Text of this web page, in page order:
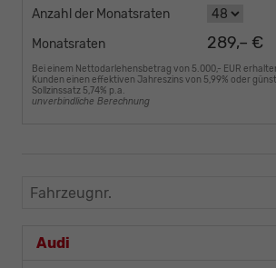
Anzahl der Monatsraten
Monatsraten
289,– €
Bei einem Nettodarlehensbetrag von 5.000,- EUR
Kunden einen effektiven Jahreszins von 5,99% oder
Sollzinssatz 5,74% p.a.
unverbindliche Berechnung
Fahrzeugnr.
Audi